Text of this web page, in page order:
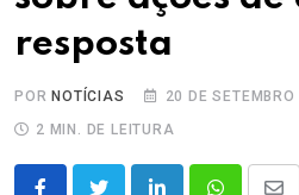
resposta
POR NOTÍCIAS
20 DE
2 MIN. DE LEITURA